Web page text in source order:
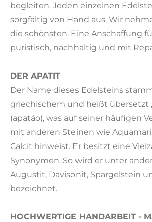
begleiten. Jeden einzelnen
sorgfältig von Hand aus. Wir
die schönsten. Eine Anschaffung
puristisch, nachhaltig und mit
DER APATIT
Der Name dieses Edelsteins
griechischem und heißt übersetzt
(apatáo), was auf seiner häufigen
mit anderen Steinen wie
Calcit hinweist. Er besitzt eine
Synonymen. So wird er unter
Augustit, Davisonit, Spargelstein
bezeichnet.
HOCHWERTIGE HANDARBEIT -